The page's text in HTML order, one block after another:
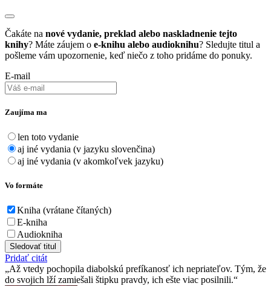
Čakáte na nové vydanie, preklad alebo naskladnenie tejto
knihy? Máte záujem o e-knihu alebo audioknihu? Sledujte titul a
pošleme vám upozornenie, keď niečo z toho pridáme do ponuky.
E-mail
Zaujíma ma
len toto vydanie
aj iné vydania (v jazyku slovenčina)
aj iné vydania (v akomkoľvek jazyku)
Vo formáte
Kniha (vrátane čítaných)
E-kniha
Audiokniha
Sledovať titul
Pridať citát
Až vtedy pochopila diabolskú prefíkanosť ich nepriateľov. Tým, že
do svojich lží zamiešali štipku pravdy, ich ešte viac posilnili.